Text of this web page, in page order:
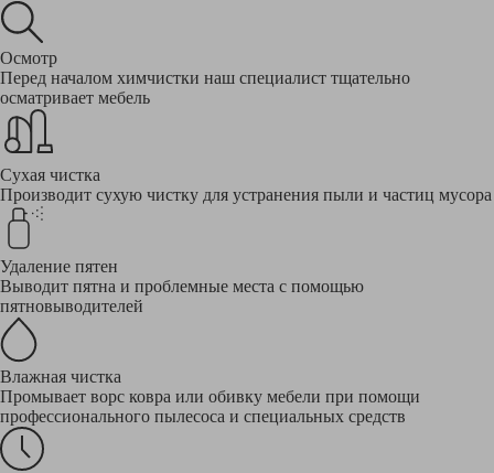
Осмотр
Перед началом химчистки наш специалист тщательно
осматривает мебель
Сухая чистка
Производит сухую чистку для устранения пыли и частиц мусора
Удаление пятен
Выводит пятна и проблемные места с помощью
пятновыводителей
Влажная чистка
Промывает ворс ковра или обивку мебели при помощи
профессионального пылесоса и специальных средств